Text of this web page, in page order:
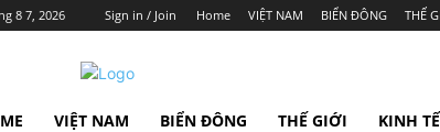
8 7, 2026 Sign in / Join Home VIỆT NAM BIỂN ĐÔNG THẾ
VIỆT NAM BIỂN ĐÔNG THẾ GIỚI KINH TẾ